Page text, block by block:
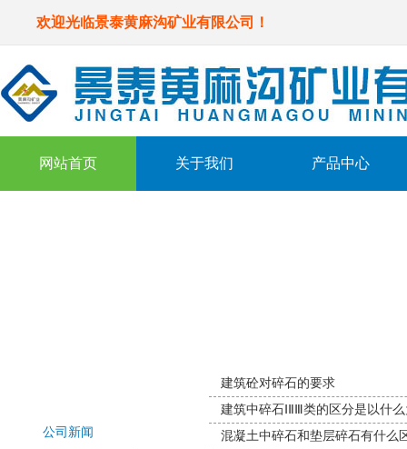
欢迎光临景泰黄麻沟矿业有限公司！
网站首页 关于我们 产品中心
公司新闻
建筑砼对碎石的要求
建筑中碎石ⅠⅡⅢ类的区分是以什
混凝土中碎石和垫层碎石有什么